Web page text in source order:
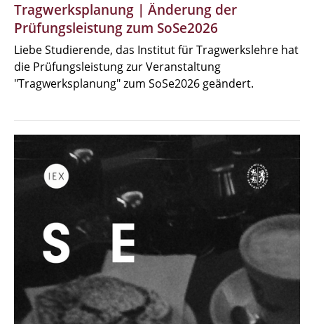
Tragwerksplanung | Änderung der
Prüfungsleistung zum SoSe2026
Liebe Studierende, das Institut für Tragwerkslehre hat
die Prüfungsleistung zur Veranstaltung
"Tragwerksplanung" zum SoSe2026 geändert.